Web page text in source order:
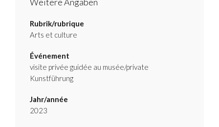
Rubrik/rubrique
Arts et culture
Événement
visite privée guidée au musée/private
Kunstführung
Jahr/année
2023